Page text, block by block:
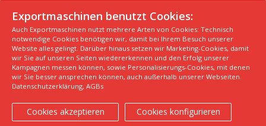
© 2026 Exportmaschinen.de
Über uns
AGB Datenschutzerklärung
FAQ
Impressum
Hersteller
Unsere Top Maschinen #1
Unsere Top Maschinen #2
Unsere Top Maschinen #3
Kontaktiere uns
Kindergarten in der Nähe finden
Exportmaschinen benutzt Cookies:
Auch Exportmaschinen nutzt mehrere Arten von Cookies: Technisch
notwendige Cookies benötigen wir, damit bei Ihrem Besuch unserer
Website alles gelingt. Darüber hinaus setzen wir Marketing-Cookies, damit
wir Sie auf unseren Seiten wiedererkennen und den Erfolg unserer
Kampagnen messen können, sowie Personalisierungs-Cookies, mit denen
wir Sie besser ansprechen können, auch außerhalb unserer Webseiten.
Datenschutzerklärung, AGBs
Cookies akzeptieren Cookies konfigurieren